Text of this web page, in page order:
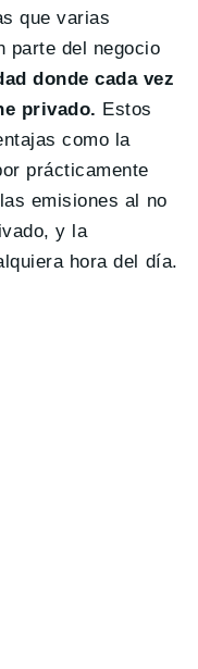
que varias
parte del negocio
donde cada vez
privado. Estos
como la
prácticamente
emisiones al no
y la
hora del día.